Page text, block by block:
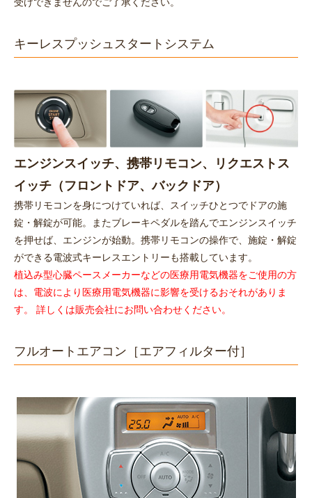
キーレスプッシュスタートシステム
エンジンスイッチ、携帯リモコン、リクエストス
イッチ（フロントドア、バックドア）
携帯リモコンを身につけていれば、スイッチひとつでドアの施
錠・解錠が可能。またブレーキペダルを踏んでエンジンスイッチ
を押せば、エンジンが始動。携帯リモコンの操作で、施錠・解錠
ができる電波式キーレスエントリーも搭載しています。
植込み型心臓ペースメーカーなどの医療用電気機器をご使用の方
は、電波により医療用電気機器に影響を受けるおそれがありま
す。 詳しくは販売会社にお問い合わせください。
フルオートエアコン［エアフィルター付］